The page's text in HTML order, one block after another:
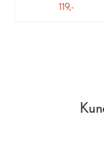
119,-